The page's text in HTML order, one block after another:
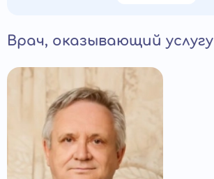
Врач, оказывающий услугу